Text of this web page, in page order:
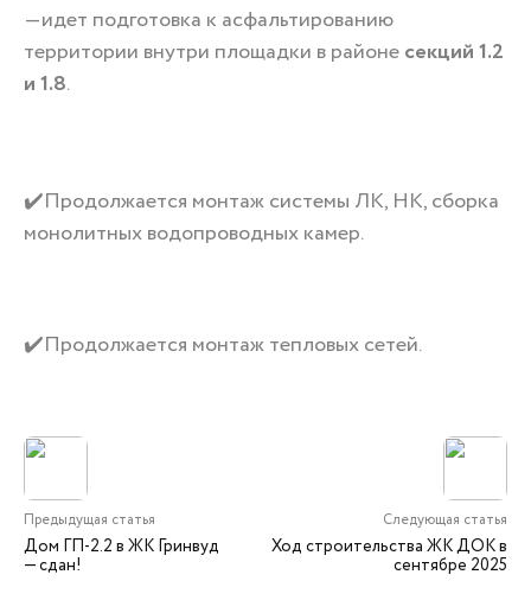
—идет подготовка к асфальтированию
территории внутри площадки в районесекций 1.2
и 1.8.
✔️Продолжается монтаж системы ЛК, НК, сборка
монолитных водопроводных камер.
✔️Продолжается монтаж тепловых сетей.
Предыдущая статья
Дом ГП-2.2 в ЖК Гринвуд
— сдан!
Следующая статья
Ход строительства ЖК ДОК в
сентябре 2025